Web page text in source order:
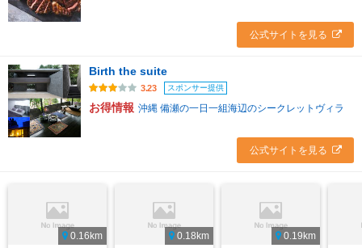
公式サイトを見る
Birth the suite
3.23 スポンサー提供
お得情報 沖縄 備瀬の一日一組海辺のシークレットヴィラ
公式サイトを見る
0.16km
0.18km
0.19km